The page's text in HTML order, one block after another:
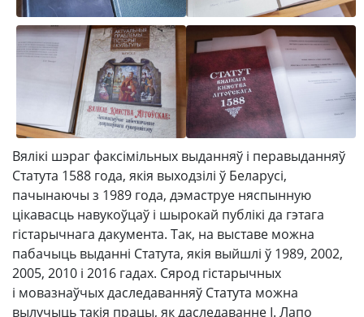
Вялікі шэраг факсімільных выданняў і перавыданняў
Статута 1588 года, якія выходзілі ў Беларусі,
пачынаючы з 1989 года, дэмаструе няспынную
цікавасць навукоўцаў і шырокай публікі да гэтага
гістарычнага дакумента. Так, на выставе можна
пабачыць выданні Статута, якія выйшлі ў 1989, 2002,
2005, 2010 і 2016 гадах. Сярод гістарычных
і мовазнаўчых даследаванняў Статута можна
вылучыць такія працы, як даследаванне І. Лапо